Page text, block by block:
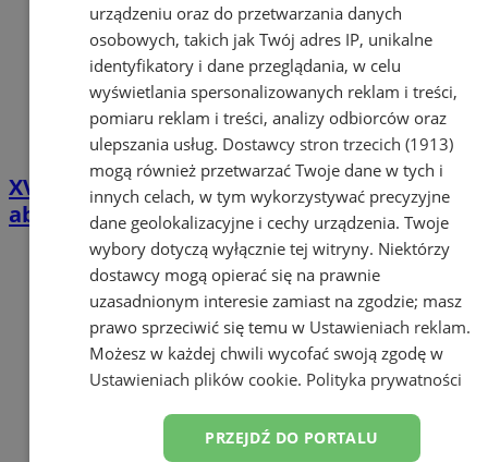
XV Sesja Rady Miejskiej Orzesze –
absolutorium, nagrody i ważne uchwały
urządzeniu oraz do przetwarzania danych
osobowych, takich jak Twój adres IP, unikalne
identyfikatory i dane przeglądania, w celu
wyświetlania spersonalizowanych reklam i treści,
pomiaru reklam i treści, analizy odbiorców oraz
ulepszania usług. Dostawcy stron trzecich (1913)
mogą również przetwarzać Twoje dane w tych i
innych celach, w tym wykorzystywać precyzyjne
dane geolokalizacyjne i cechy urządzenia. Twoje
wybory dotyczą wyłącznie tej witryny. Niektórzy
dostawcy mogą opierać się na prawnie
uzasadnionym interesie zamiast na zgodzie; masz
prawo sprzeciwić się temu w Ustawieniach reklam.
Możesz w każdej chwili wycofać swoją zgodę w
Ustawieniach plików cookie. Polityka prywatności
PRZEJDŹ DO PORTALU